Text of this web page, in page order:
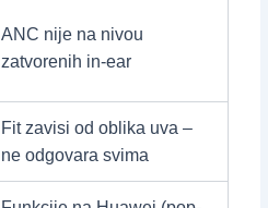
ANC nije na nivou
zatvorenih in-ear
Fit zavisi od oblika uva –
ne odgovara svima